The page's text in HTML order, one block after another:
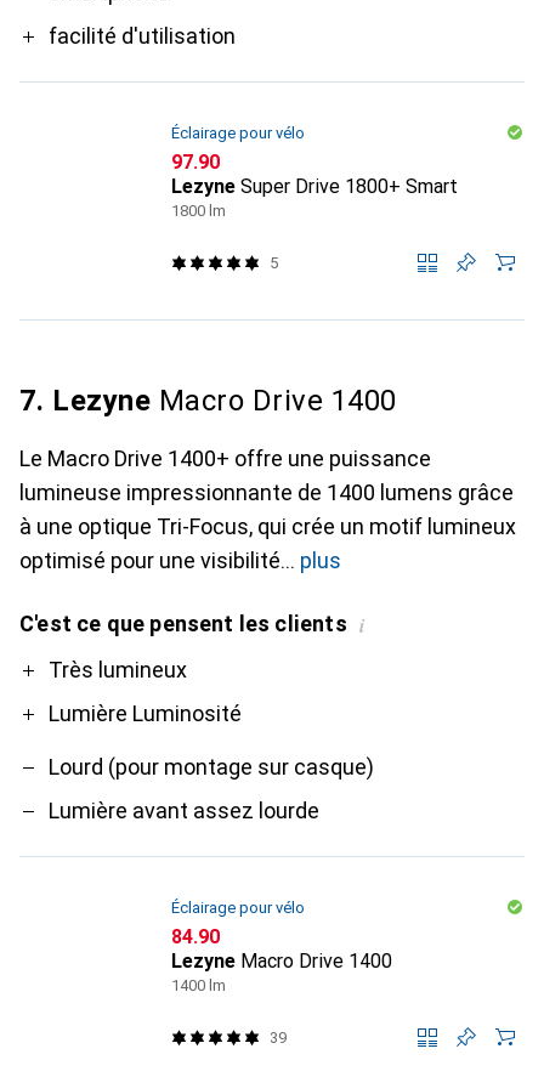
facilité d'utilisation
Éclairage pour vélo
CHF
97.90
Lezyne Super Drive 1800+ Smart
1800 lm
5
7. Lezyne Macro Drive 1400
Le Macro Drive 1400+ offre une puissance
lumineuse impressionnante de 1400 lumens grâce
à une optique Tri-Focus, qui crée un motif lumineux
optimisé pour une visibilité
plus
C'est ce que pensent les clients i
ProTrès lumineux
Lumière Luminosité
Contre
Lourd (pour montage sur casque)
Lumière avant assez lourde
Éclairage pour vélo
CHF
84.90
Lezyne Macro Drive 1400
1400 lm
39